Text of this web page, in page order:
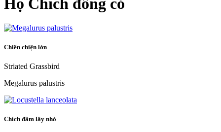
Họ Chích đồng cỏ
Chiền chiện lớn
Striated Grassbird
Megalurus palustris
Chích đầm lầy nhỏ